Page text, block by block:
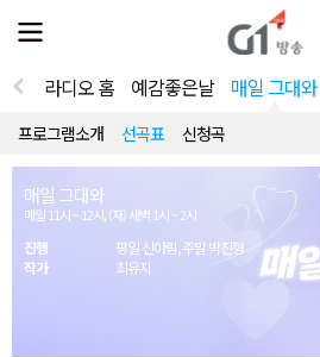
전
체
뉴
열
라디오 홈 예감좋은날 매일 그대와
프로그램소개 선곡표 신청곡
매일 그대와
매일 11시 ~ 12시, (재) 새벽 1시 ~ 2시
진행
평일 신아림, 주말 박진형
작가
최유지